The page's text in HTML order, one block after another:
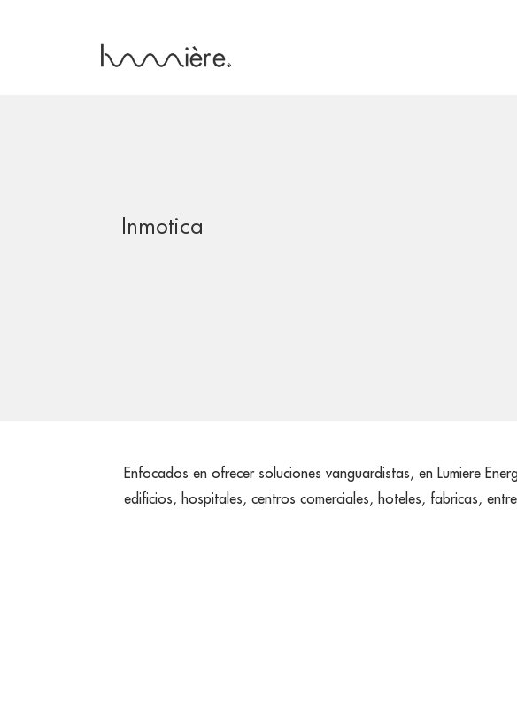
Inmotica
Enfocados en ofrecer soluciones vanguardistas, en Lumiere
edificios, hospitales, centros comerciales, hoteles, fabricas,